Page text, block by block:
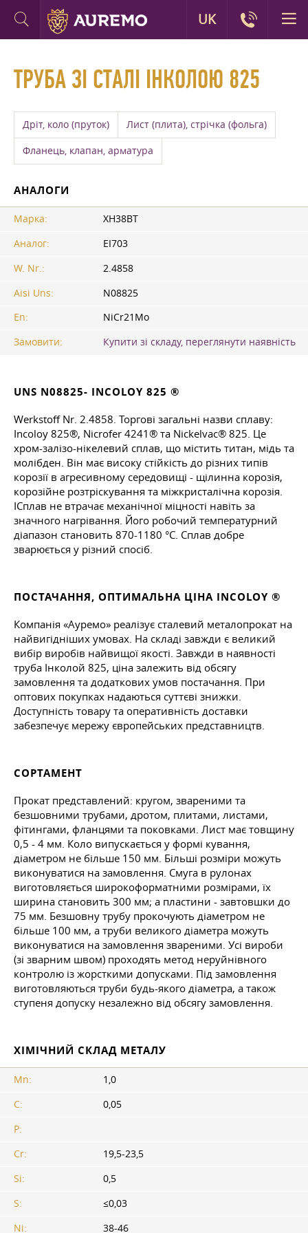
ТРУБА ЗІ СТАЛІ ІНКОЛОЮ 825
Дріт, коло (пруток) Лист (плита), стрічка (фольга)
Фланець, клапан, арматура
АНАЛОГИ
Марка:
ХН38ВТ
Аналог:
ЕІ703
W. Nr.:
2.4858
Aisi Uns:
N08825
En:
NiCr21Mo
Замовити:
Купити зі складу, переглянути наявність
UNS N08825- INCOLOY 825 ®
Werkstoff Nr. 2.4858. Торгові загальні назви сплаву:
Incoloy 825®, Nicrofer 4241® та Nickelvac® 825. Це
хром-залізо-нікелевий сплав, що містить титан, мідь та
молібден. Він має високу стійкість до різних типів
корозії в агресивному середовищі - щілинна корозія,
корозійне розтріскування та міжкристалічна корозія.
IСплав не втрачає механічної міцності навіть за
значного нагрівання. Його робочий температурний
діапазон становить 870-1180 °C. Сплав добре
зварюється у різний спосіб.
ПОСТАЧАННЯ, ОПТИМАЛЬНА ЦІНА INCOLOY ®
Компанія «Ауремо» реалізує сталевий металопрокат на
найвигідніших умовах. На складі завжди є великий
вибір виробів найвищої якості. Завжди в наявності
труба Інколой 825, ціна залежить від обсягу
замовлення та додаткових умов постачання. При
оптових покупках надаються суттєві знижки.
Доступність товару та оперативність доставки
забезпечує мережу європейських представництв.
СОРТАМЕНТ
Прокат представлений: кругом, звареними та
безшовними трубами, дротом, плитами, листами,
фітингами, фланцями та поковками. Лист має товщину
0,5 - 4 мм. Коло випускається у формі кування,
діаметром не більше 150 мм. Більші розміри можуть
виконуватися на замовлення. Смуга в рулонах
виготовляється широкоформатними розмірами, їх
ширина становить 300 мм; а пластини - завтовшки до
75 мм. Безшовну трубу прокочують діаметром не
більше 100 мм, а труби великого діаметра можуть
виконуватися на замовлення звареними. Усі вироби
(зі зварним швом) проходять метод неруйнівного
контролю із жорсткими допусками. Під замовлення
виготовляються труби будь-якого діаметра, а також
ступеня допуску незалежно від обсягу замовлення.
ХІМІЧНИЙ СКЛАД МЕТАЛУ
Mn:
1,0
C:
0,05
P:
Cr:
19,5-23,5
Si:
0,5
S:
≤0,03
Ni:
38-46
UK